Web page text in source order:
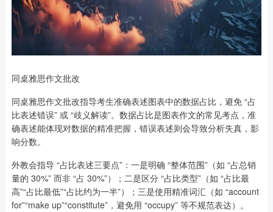
同桌雅思作文批改
同桌雅思作文批改指导考生准确表述图表中的数据占比，避免 “占
比表述错误” 或 “歧义解读”。数据占比是图表作文的常见考点，准
确表述能体现对数据的精准把握，错误表述则会导致分析失真，影
响分数。
外教会指导 “占比表述三要点”：一是明确 “整体范围”（如 “占总销
量的 30%” 而非 “占 30%”）；二是区分 “占比类型”（如 “占比最
高”“占比最低”“占比约为一半”）；三是使用精准词汇（如 “account
for”“make up”“constitute”，避免用 “occupy” 等不规范表达）。